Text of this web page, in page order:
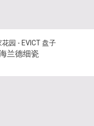
花园 - EVICT盘子
兰德细瓷